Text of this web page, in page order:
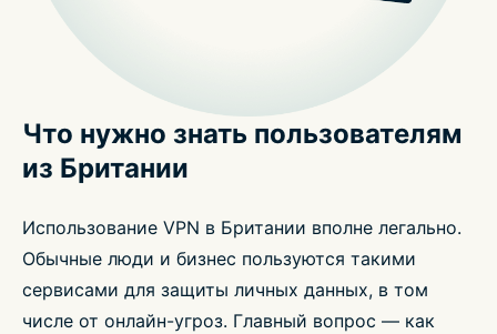
Что нужно знать пользователям
из Британии
Использование VPN в Британии вполне легально.
Обычные люди и бизнес пользуются такими
сервисами для защиты личных данных, в том
числе от онлайн-угроз. Главный вопрос — как